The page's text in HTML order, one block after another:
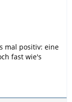
mal positiv: eine
fast wie's